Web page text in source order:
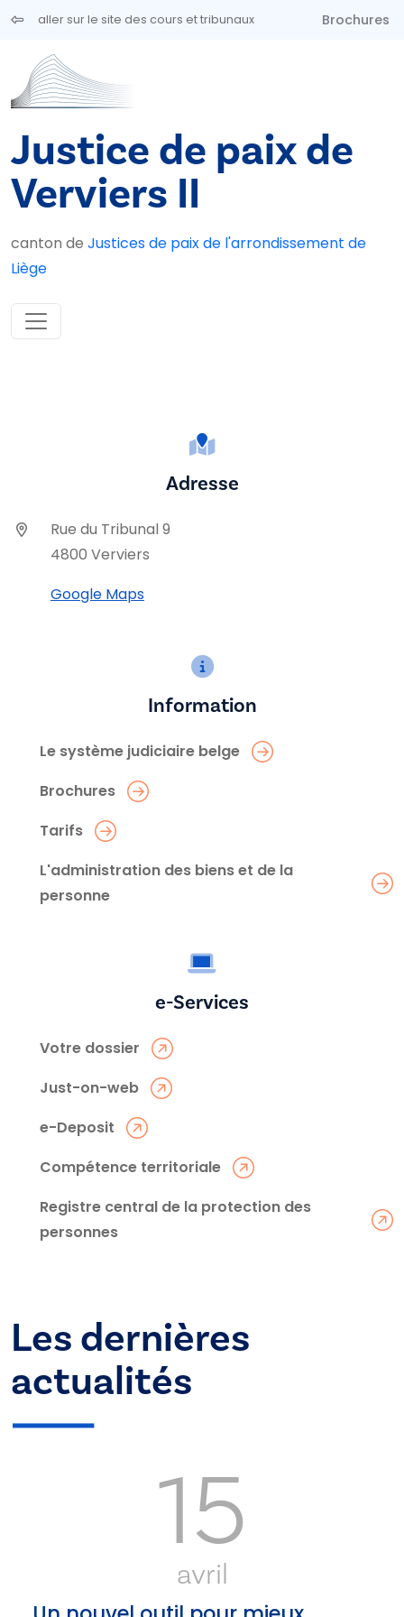
Aller au contenu principal
aller sur le site des cours et tribunaux Brochures
Justice de paix de
Verviers II
canton de Justices de paix de l'arrondissement de
Liège
Adresse
Rue du Tribunal 9
4800 Verviers
Google Maps
Information
Le système judiciaire belge
Brochures
Tarifs
L'administration des biens et de la
personne
e-Services
Votre dossier
Just-on-web
e-Deposit
Compétence territoriale
Registre central de la protection des
personnes
Les dernières
actualités
15
avril